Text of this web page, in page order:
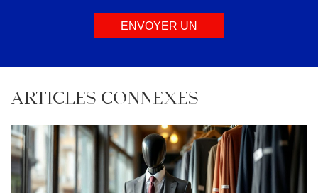
ENVOYER UN
ARTICLES CONNEXES